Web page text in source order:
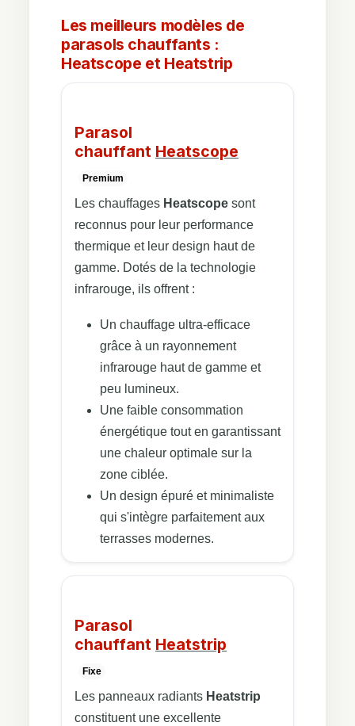
Les meilleurs modèles de
parasols chauffants :
Heatscope et Heatstrip
Parasol
chauffant Heatscope
Premium
Les chauffages Heatscope sont
reconnus pour leur performance
thermique et leur design haut de
gamme. Dotés de la technologie
infrarouge, ils offrent :
Un chauffage ultra-efficace
grâce à un rayonnement
infrarouge haut de gamme et
peu lumineux.
Une faible consommation
énergétique tout en garantissant
une chaleur optimale sur la
zone ciblée.
Un design épuré et minimaliste
qui s'intègre parfaitement aux
terrasses modernes.
Parasol
chauffant Heatstrip
Fixe
Les panneaux radiants Heatstrip
constituent une excellente